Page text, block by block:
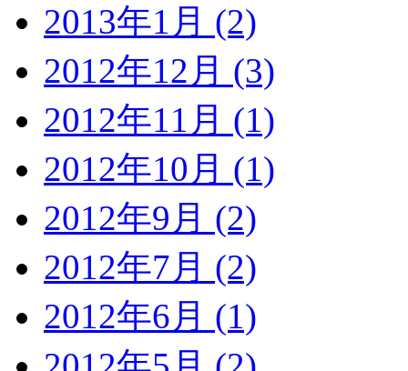
2013年1月 (2)
2012年12月 (3)
2012年11月 (1)
2012年10月 (1)
2012年9月 (2)
2012年7月 (2)
2012年6月 (1)